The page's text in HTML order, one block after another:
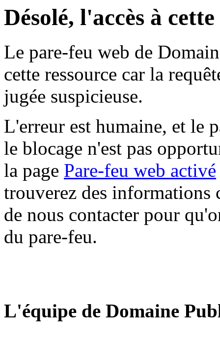
Désolé, l'accès à
Le pare-feu web de
cette ressource car la
jugée suspicieuse.
L'erreur est humaine, et le
le blocage n'est pas
la page Pare-feu web activé
trouverez des informations
de nous contacter pour
du pare-feu.
L'équipe de Domaine